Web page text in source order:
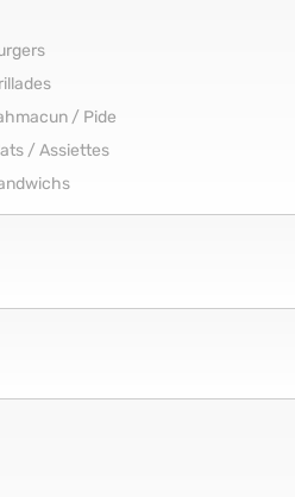
/ Pide
/ Assiettes